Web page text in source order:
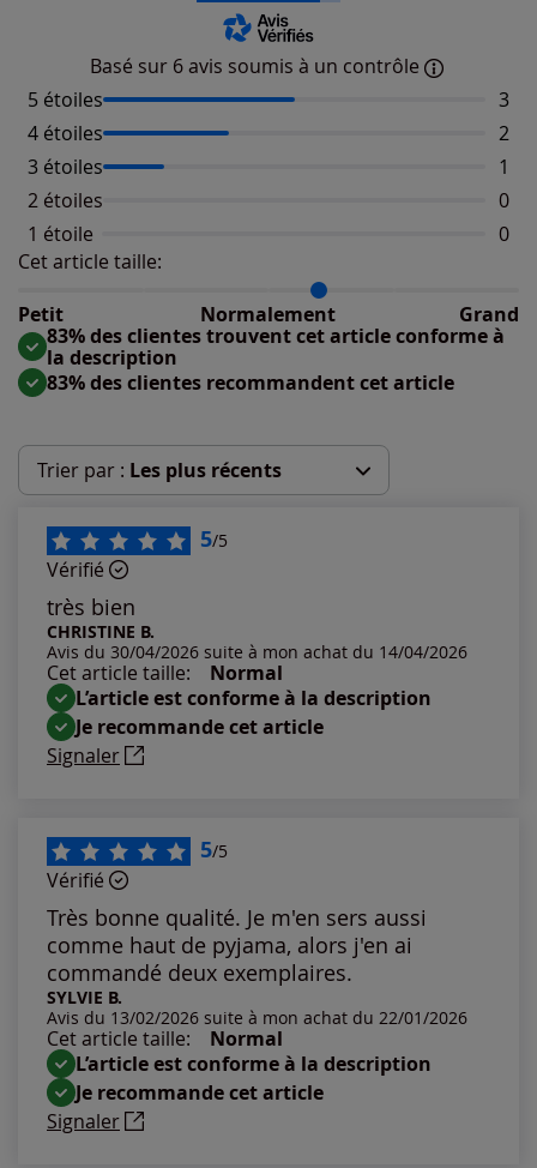
Basé sur 6 avis soumis à un contrôle
5 étoiles
3
4 étoiles
2
3 étoiles
1
2 étoiles
0
1 étoile
0
Cet article taille:
Petit
Normalement Grand
Répartition du taillant selon les avis clients
Taille grand : 17%
83% des clientes trouvent cet article conforme à
la description
83% des clientes recommandent cet article
Trier par : Les plus récents
Les plus récents
Les plus anciens
Notes les plus élevées
Notes les plus basses
5/5
Vérifié
très bien
CHRISTINE B.
Avis du 30/04/2026 suite à mon achat du 14/04/2026
Cet article taille:
Normal
L’article est conforme à la description
Je recommande cet article
Signaler
5/5
Vérifié
Très bonne qualité. Je m'en sers aussi
comme haut de pyjama, alors j'en ai
commandé deux exemplaires.
SYLVIE B.
Avis du 13/02/2026 suite à mon achat du 22/01/2026
Cet article taille:
Normal
L’article est conforme à la description
Je recommande cet article
Signaler